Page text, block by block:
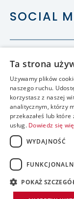
SOCIAL
realizacja:
Ta strona
Używamy plików
naszego ruchu.
korzystasz z naszej
analitycznym, którzy
przekazałeś lub
usług. Dowiedz się
WYDAJNOŚĆ
POKAŻ
accessible